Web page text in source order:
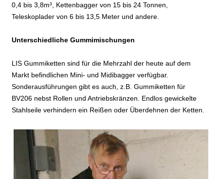
0,4 bis 3,8m³, Kettenbagger von 15 bis 24 Tonnen,
Teleskoplader von 6 bis 13,5 Meter und andere.
Unterschiedliche Gummimischungen
LIS Gummiketten sind für die Mehrzahl der heute auf dem
Markt befindlichen Mini- und Midibagger verfügbar.
Sonderausführungen gibt es auch, z.B. Gummiketten für
BV206 nebst Rollen und Antriebskränzen. Endlos gewickelte
Stahlseile verhindern ein Reißen oder Überdehnen der Ketten.